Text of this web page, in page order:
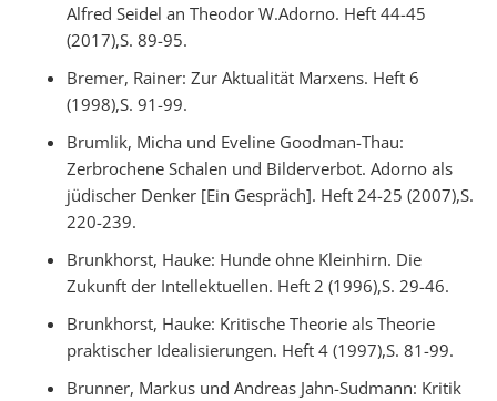
Alfred Seidel an Theodor W.Adorno. Heft 44-45
(2017),S. 89-95.
Bremer, Rainer: Zur Aktualität Marxens. Heft 6
(1998),S. 91-99.
Brumlik, Micha und Eveline Goodman-Thau:
Zerbrochene Schalen und Bilderverbot. Adorno als
jüdischer Denker [Ein Gespräch]. Heft 24-25 (2007),S.
220-239.
Brunkhorst, Hauke: Hunde ohne Kleinhirn. Die
Zukunft der Intellektuellen. Heft 2 (1996),S. 29-46.
Brunkhorst, Hauke: Kritische Theorie als Theorie
praktischer Idealisierungen. Heft 4 (1997),S. 81-99.
Brunner, Markus und Andreas Jahn-Sudmann: Kritik